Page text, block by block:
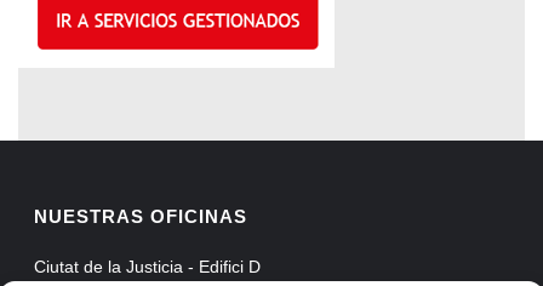
NUESTRAS OFICINAS
Ciutat de la Justicia - Edifici D